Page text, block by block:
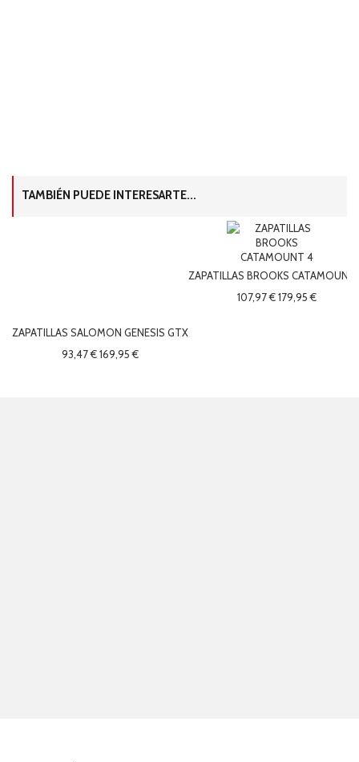
TAMBIÉN PUEDE INTERESARTE...
ZAPATILLAS SALOMON GENESIS GTX
93,47 €169,95 €
ZAPATILLAS BROOKS CATAMOUNT
107,97 € 179,95 €